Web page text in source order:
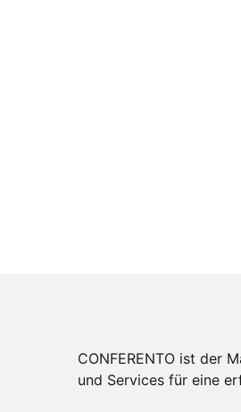
CONFERENTO ist der
und Services für eine